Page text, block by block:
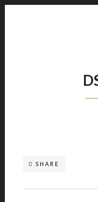
SHARE